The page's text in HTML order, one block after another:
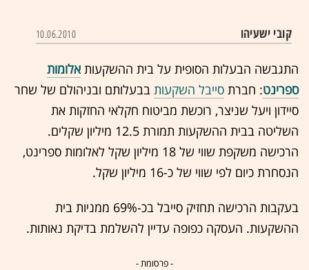
קובי ישעיהו 10.06.2010
התגבשה הבעלות הסופית על בית ההשקעות אלומות
ספרינט: חברת סייבל השקעות בבעלותם ובניהולם של שחר
סיידון ויעל שניצר, רוכשת מביטוח חקלאי החזקות את
השליטה בבית ההשקעות תמורת 12.5 מיליון שקלים.
הרכישה משקפת שווי של 18 מיליון שקל לאלומות ספרינט,
הנסחרת כיום לפי שווי של כ-16 מיליון שקל.
בעקבות הרכישה תחזיק סייבל בכ-69% ממניות בית
ההשקעות. העסקה כפופה עדיין להשלמת בדיקת נאותות.
- פרסומת -